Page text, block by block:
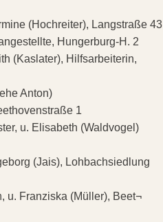
(Hochreiter), Langstraße 43
Hungerburg-H. 2
(Kaslater), Hilfsarbeiterin,
Anton)
1
u. Elisabeth (Waldvogel)
(Jais), Lohbachsiedlung
u. Franziska (Müller), Beet¬